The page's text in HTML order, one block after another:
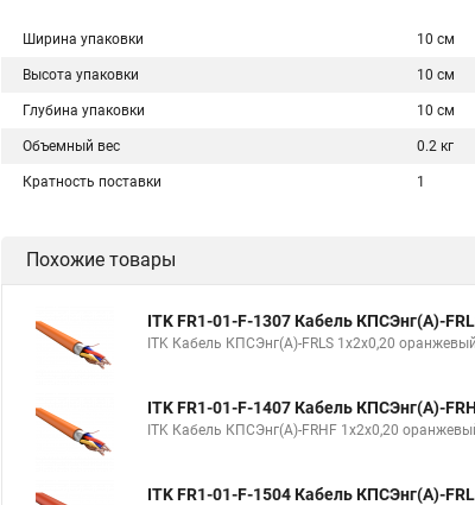
Ширина упаковки 10 см
Высота упаковки 10 см
Глубина упаковки 10 см
Объемный вес 0.2 кг
Кратность поставки 1
Похожие товары
ITK FR1-01-F-1307 Кабель КПСЭнг(А)-
ITK Кабель КПСЭнг(А)-FRLS 1х2х0,20
ITK FR1-01-F-1407 Кабель КПСЭнг(А)-
ITK Кабель КПСЭнг(А)-FRHF 1х2х0,20
ITK FR1-01-F-1504 Кабель КПСЭнг(А)-